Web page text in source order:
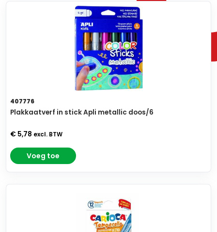
407776
Plakkaatverf in stick Apli metallic doos/6
€ 5,78 excl. BTW
Voeg toe